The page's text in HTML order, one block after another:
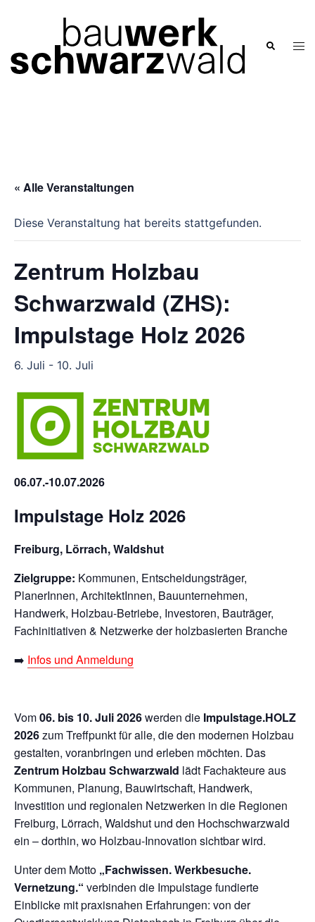
Suche
« Alle Veranstaltungen
Diese Veranstaltung hat bereits stattgefunden.
Zentrum Holzbau
Schwarzwald (ZHS):
Impulstage Holz 2026
6. Juli - 10. Juli
06.07.-10.07.2026
Impulstage Holz 2026
Freiburg, Lörrach, Waldshut
Zielgruppe: Kommunen, Entscheidungsträger,
PlanerInnen, ArchitektInnen, Bauunternehmen,
Handwerk, Holzbau-Betriebe, Investoren, Bauträger,
Fachinitiativen & Netzwerke der holzbasierten Branche
➡️ Infos und Anmeldung
Vom06. bis 10. Juli 2026werden die Impulstage.HOLZ
2026zum Treffpunkt für alle, die den modernen Holzbau
gestalten, voranbringen und erleben möchten. Das
Zentrum Holzbau Schwarzwald lädt Fachakteure aus
Kommunen, Planung, Bauwirtschaft, Handwerk,
Investition und regionalen Netzwerken in die Regionen
Freiburg, Lörrach, Waldshut und den Hochschwarzwald
ein – dorthin, wo Holzbau-Innovation sichtbar wird.
Unter dem Motto „Fachwissen. Werkbesuche.
Vernetzung.“ verbinden die Impulstage fundierte
Einblicke mit praxisnahen Erfahrungen: von der